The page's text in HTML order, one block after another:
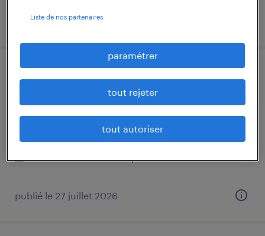
publié le 24 avril 2026
technicien de maintenance
chaudronnerie (f/h)
cdi
publié le 27 juillet 2026
Liste de nos partenaires
paramétrer
tout rejeter
tout autoriser